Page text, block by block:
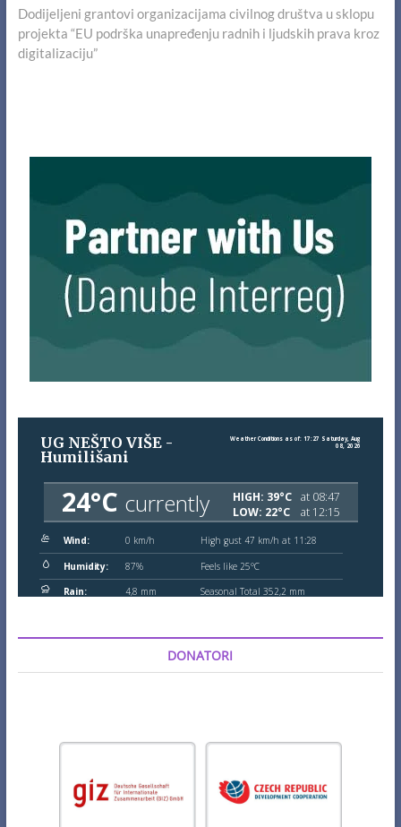
post:
Dodijeljeni grantovi organizacijama civilnog društva u sklopu
projekta “EU podrška unapređenju radnih i ljudskih prava kroz
digitalizaciju”
DONATORI